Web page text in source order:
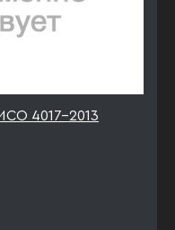
4017-2013